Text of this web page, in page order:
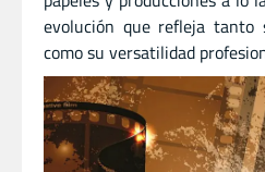
evolución que refleja tanto
como su versatilidad